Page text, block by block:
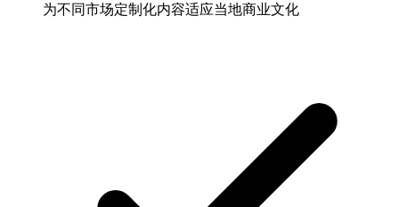
为不同市场定制化内容适应当地商业文化